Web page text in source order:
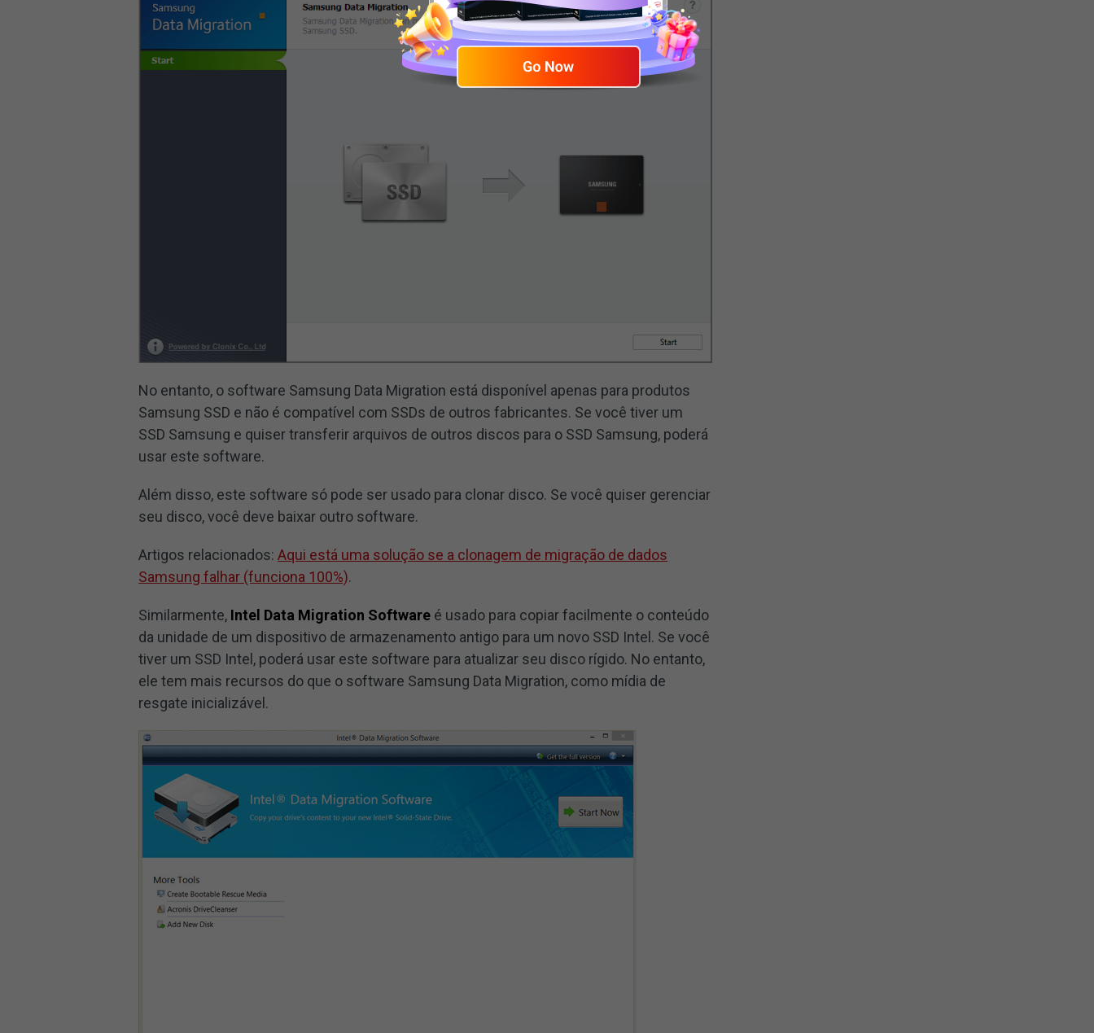
No entanto, o software Samsung Data Migration está disponível apenas para produtos
Samsung SSD e não é compatível com SSDs de outros fabricantes. Se você tiver um
SSD Samsung e quiser transferir arquivos de outros discos para o SSD Samsung, poderá
usar este software.
Além disso, este software só pode ser usado para clonar disco. Se você quiser gerenciar
seu disco, você deve baixar outro software.
Artigos relacionados:Aqui está uma solução se a clonagem de migração de dados
Samsung falhar (funciona 100%).
Similarmente, Intel Data Migration Software é usado para copiar facilmente o conteúdo
da unidade de um dispositivo de armazenamento antigo para um novo SSD Intel. Se você
tiver um SSD Intel, poderá usar este software para atualizar seu disco rígido. No entanto,
ele tem mais recursos do que o software Samsung Data Migration, como mídia de
resgate inicializável.